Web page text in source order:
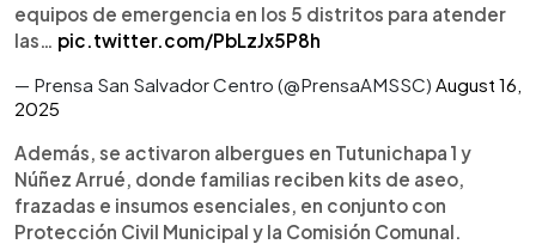
equipos de emergencia en los 5 distritos para atender
las… pic.twitter.com/PbLzJx5P8h
— Prensa San Salvador Centro (@PrensaAMSSC) August 16,
2025
Además, se activaron albergues en Tutunichapa 1 y
Núñez Arrué, donde familias reciben kits de aseo,
frazadas e insumos esenciales, en conjunto con
Protección Civil Municipal y la Comisión Comunal.